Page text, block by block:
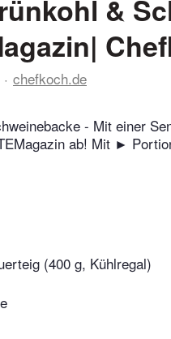
&
chefkoch.de
- Mit einer
ab! Mit ►
(400 g, Kühlregal)